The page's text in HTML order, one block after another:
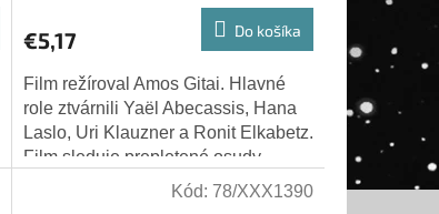
€5,17 Do košíka
Film režíroval Amos Gitai. Hlavné
role ztvárnili Yaël Abecassis, Hana
Laslo, Uri Klauzner a Ronit Elkabetz.
Film sleduje prepletené osudy
dvanástich ľudí žijúcich v jednom...
Kód: 78/XXX1390